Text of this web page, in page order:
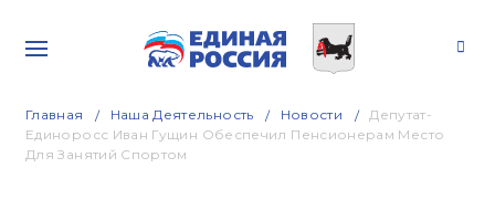
Главная Наша Деятельность Новости
Депутат-
Единоросс Иван Гущин Обеспечил Пенсионерам Место
Для Занятий Спортом